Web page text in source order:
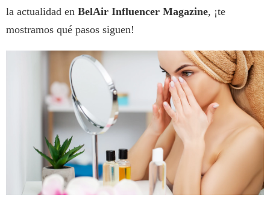
la actualidad en BelAir Influencer Magazine, ¡te
mostramos qué pasos siguen!